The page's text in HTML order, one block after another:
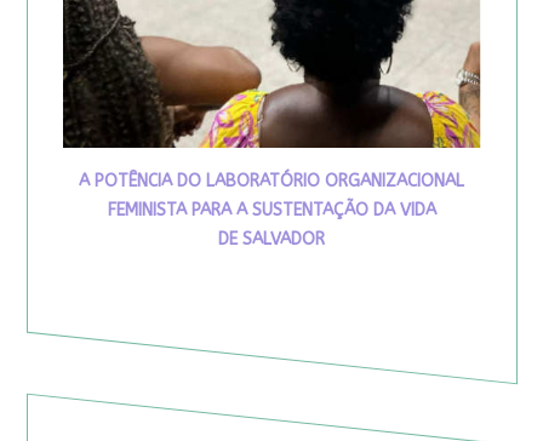
A POTÊNCIA DO LABORATÓRIO ORGANIZACIONAL
FEMINISTA PARA A SUSTENTAÇÃO DA VIDA
DE SALVADOR